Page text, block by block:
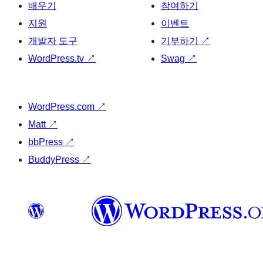
배우기
지원
개발자 도구
WordPress.tv ↗
참여하기
이벤트
기부하기
↗
Swag ↗
WordPress.com ↗
Matt ↗
bbPress ↗
BuddyPress ↗